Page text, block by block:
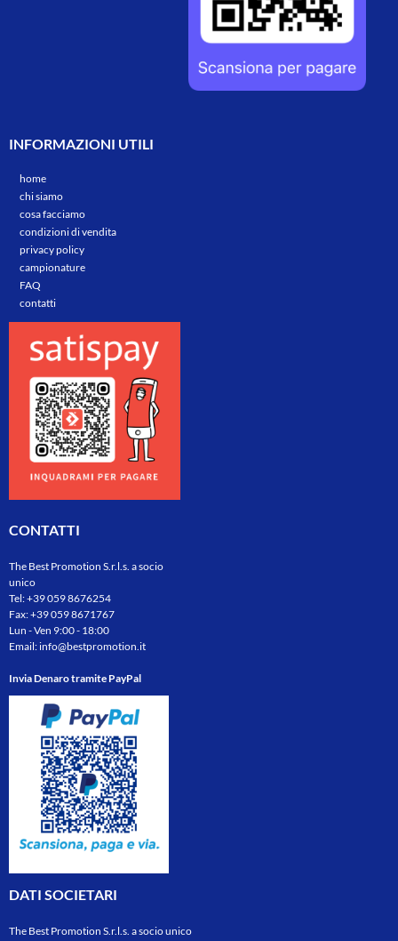
INFORMAZIONI UTILI
home
chi siamo
cosa facciamo
condizioni di vendita
privacy policy
campionature
FAQ
contatti
CONTATTI
The Best Promotion S.r.l.s. a socio
unico
Tel:+39 059 8676254
Fax: +39 059 8671767
Lun - Ven 9:00 - 18:00
Email:info@bestpromotion.it
Invia Denaro tramite PayPal
DATI SOCIETARI
The Best Promotion S.r.l.s. a socio unico